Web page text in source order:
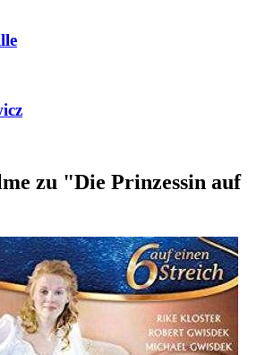
zu "Die Prinzessin auf